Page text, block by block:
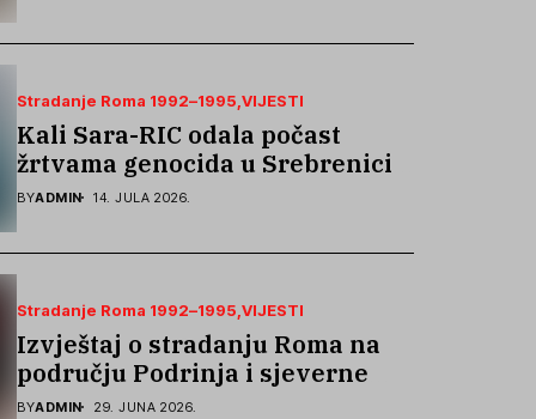
Stradanje Roma 1992–1995 VIJESTI
Kali Sara-RIC odala počast
žrtvama genocida u Srebrenici i
podsjetila na stradanje Roma iz
BYADMIN 14. JULA 2026.
Stradanje Roma 1992–1995 VIJESTI
Izvještaj o stradanju Roma na
području Podrinja i sjeverne
Bosne 1992–1995. godine
BYADMIN 29. JUNA 2026.